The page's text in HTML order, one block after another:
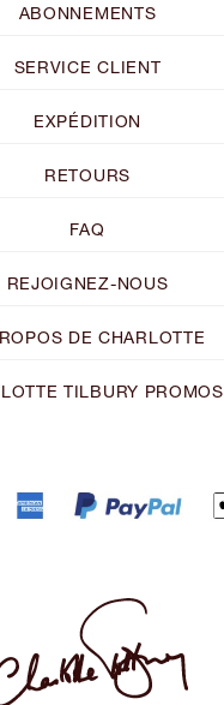
ABONNEMENTS
SERVICE CLIENT
EXPÉDITION
RETOURS
FAQ
REJOIGNEZ-NOUS
DE CHARLOTTE
TILBURY PROMOS